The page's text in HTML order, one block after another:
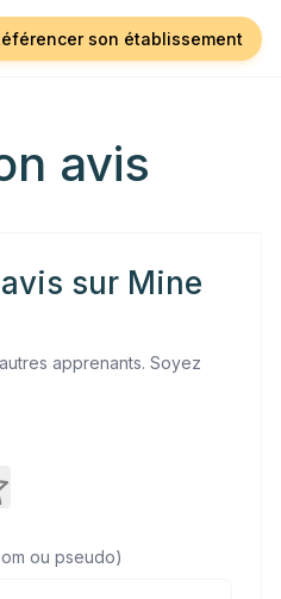
son établissement
avis
sur Mine
apprenants. Soyez
ou pseudo)